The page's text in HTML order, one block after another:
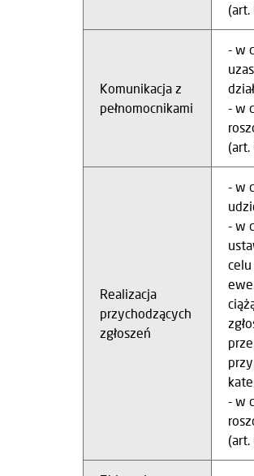
(art.
Komunikacja z
pełnomocnikami
- w
- w
(art.
Realizacja
przychodzących
zgłoszeń
- w
- w
celu
- w
(art.